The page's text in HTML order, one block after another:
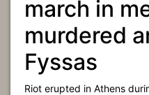
march in
murdered
Fyssas
Riot erupted in Athens